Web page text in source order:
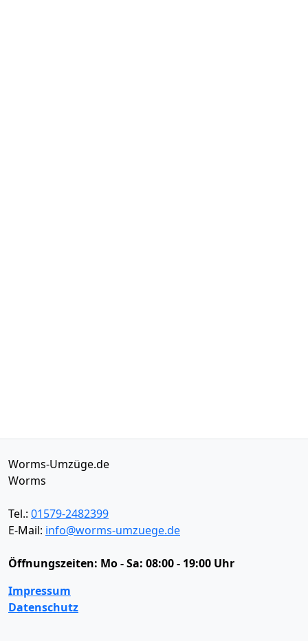
Worms-Umzüge.de
Worms
Tel.: 01579-2482399
E-Mail: info@worms-umzuege.de
Öffnungszeiten: Mo - Sa: 08:00 - 19:00 Uhr
Impressum
Datenschutz